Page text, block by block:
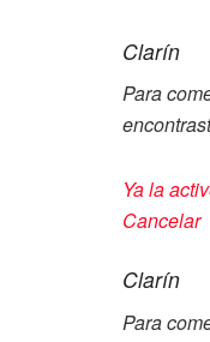
Clarín
Para
Ya la
Cancelar
Clarín
Para